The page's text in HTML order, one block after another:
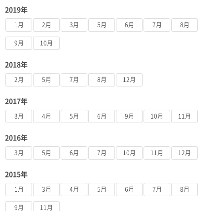
2019年
1月 2月 3月 5月 6月 7月 8月
9月 10月
2018年
2月 5月 7月 8月 12月
2017年
3月 4月 5月 6月 9月 10月 11月
2016年
3月 5月 6月 7月 10月 11月 12月
2015年
1月 3月 4月 5月 6月 7月 8月
9月 11月